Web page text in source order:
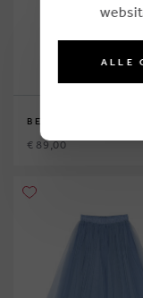
BELLEROSE
€ 89,00
ALLE